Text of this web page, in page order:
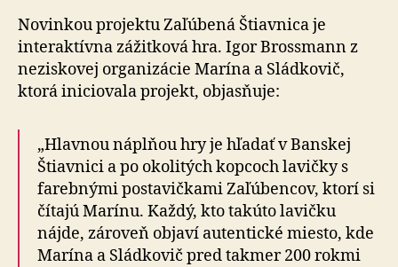
Novinkou projektu Zaľúbená Štiavnica je
interaktívna zážitková hra. Igor Brossmann z
neziskovej organizácie Marína a Sládkovič,
ktorá iniciovala projekt, objasňuje:
„Hlavnou náplňou hry je hľadať v Banskej
Štiavnici a po okolitých kopcoch lavičky s
farebnými postavičkami Zaľúbencov, ktorí si
čítajú Marínu. Každý, kto takúto lavičku
nájde, zároveň objaví autentické miesto, kde
Marína a Sládkovič pred takmer 200 rokmi